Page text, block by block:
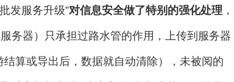
发服务升级”对信息安全做了特别的强化处理 ，
务器）只承担过路水管的作用，上传到服务器
结算或导出后，数据就自动清除），未被阅的